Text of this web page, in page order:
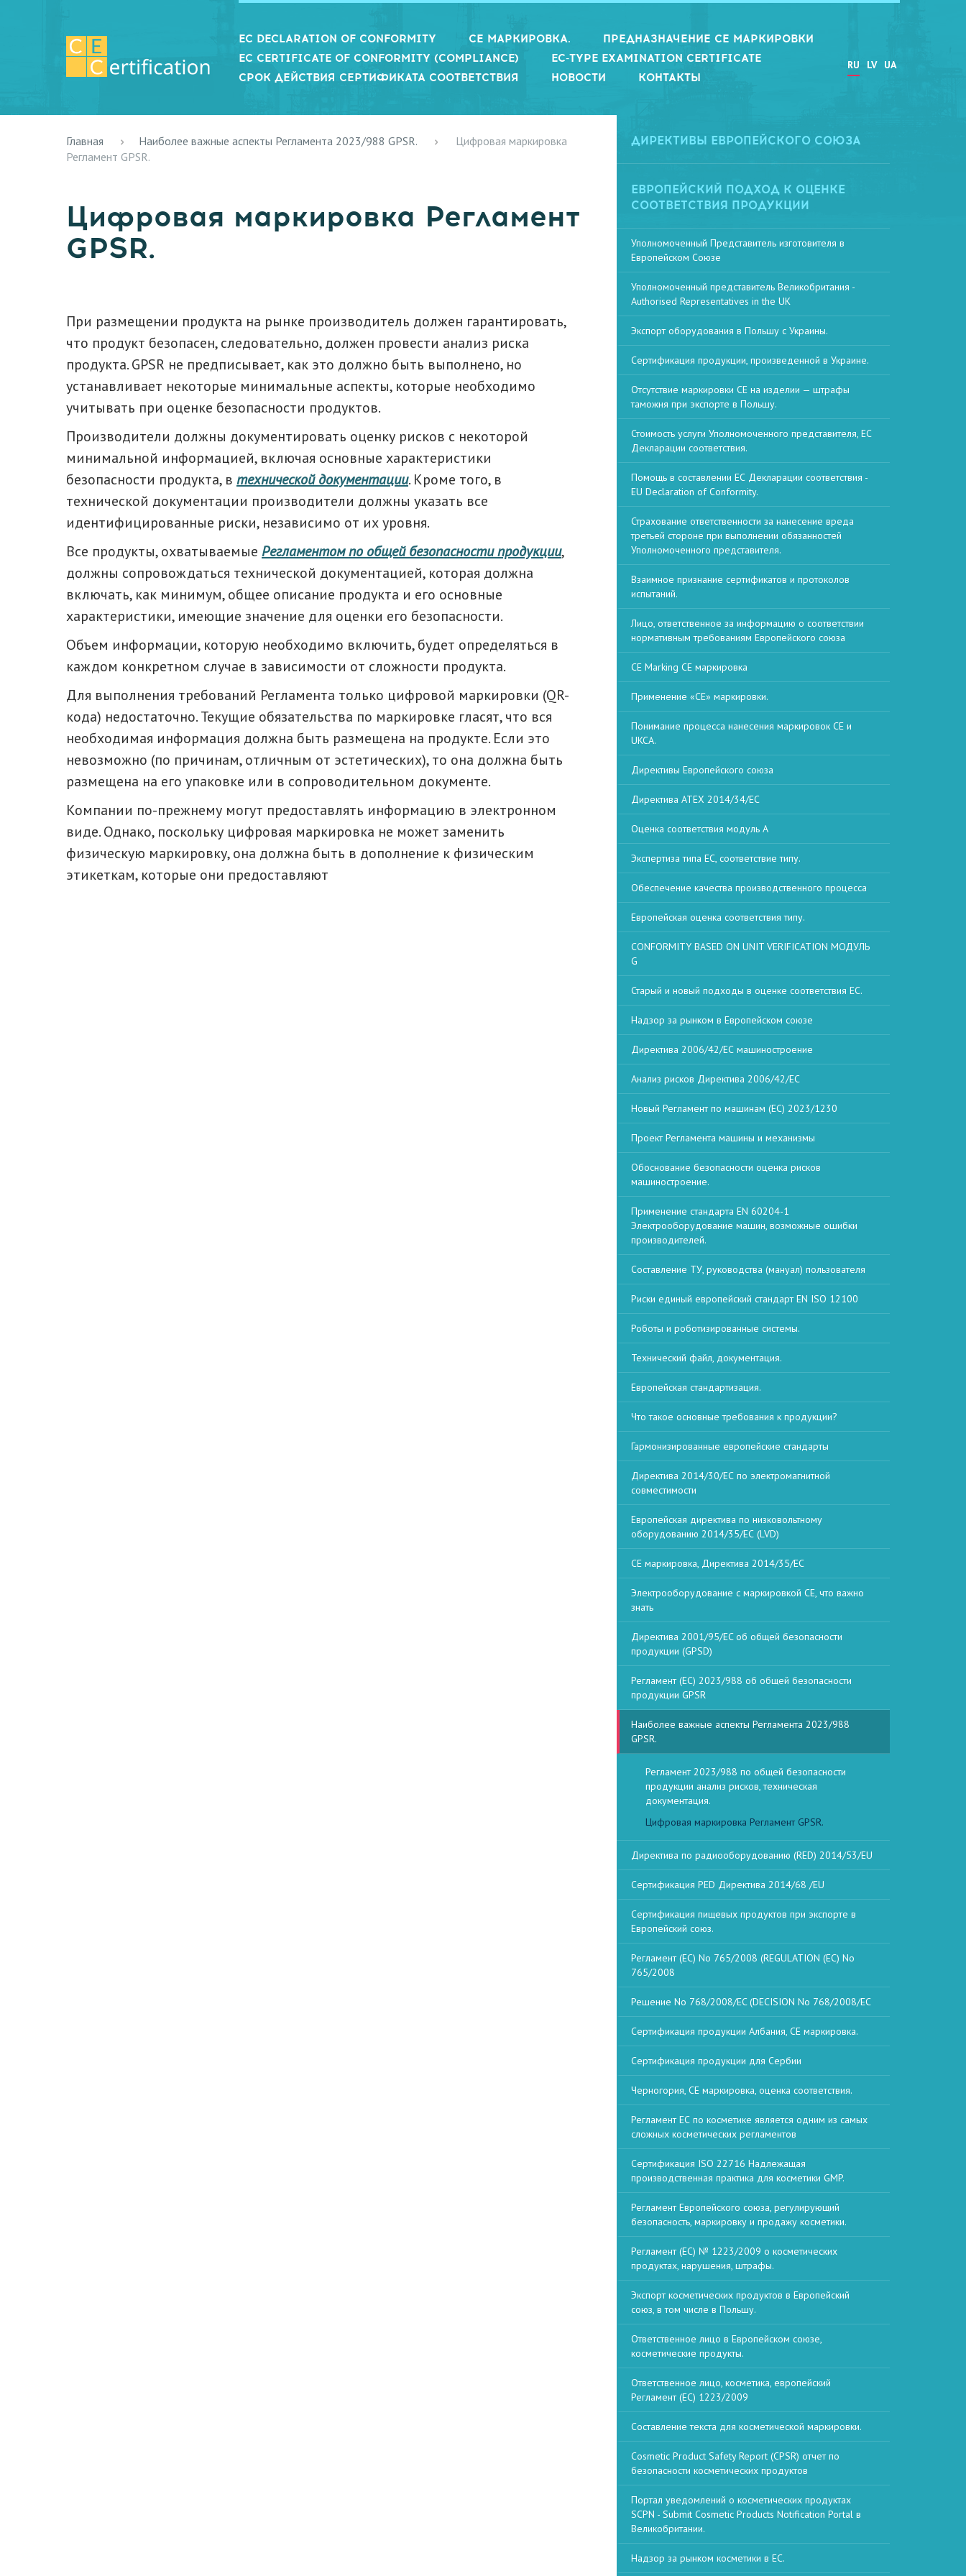
RU LV UA
EC DECLARATION OF CONFORMITY СЕ МАРКИРОВКА.
ПРЕДНАЗНАЧЕНИЕ СЕ МАРКИРОВКИ
EC CERTIFICATE OF CONFORMITY (COMPLIANCE)
EC-TYPE EXAMINATION CERTIFICATE
СРОК ДЕЙСТВИЯ СЕРТИФИКАТА СООТВЕТСТВИЯ
НОВОСТИ КОНТАКТЫ
Главная Наиболее важные аспекты Регламента 2023/988 GPSR.
Цифровая маркировка
Регламент GPSR.
Цифровая маркировка Регламент
GPSR.
При размещении продукта на рынке производитель должен гарантировать,
что продукт безопасен, следовательно, должен провести анализ риска
продукта. GPSR не предписывает, как это должно быть выполнено, но
устанавливает некоторые минимальные аспекты, которые необходимо
учитывать при оценке безопасности продуктов.
Производители должны документировать оценку рисков с некоторой
минимальной информацией, включая основные характеристики
безопасности продукта, в технической документации. Кроме того, в
технической документации производители должны указать все
идентифицированные риски, независимо от их уровня.
Все продукты, охватываемые Регламентом по общей безопасности продукции,
должны сопровождаться технической документацией, которая должна
включать, как минимум, общее описание продукта и его основные
характеристики, имеющие значение для оценки его безопасности.
Объем информации, которую необходимо включить, будет определяться в
каждом конкретном случае в зависимости от сложности продукта.
Для выполнения требований Регламента только цифровой маркировки (QR-
кода) недостаточно. Текущие обязательства по маркировке гласят, что вся
необходимая информация должна быть размещена на продукте. Если это
невозможно (по причинам, отличным от эстетических), то она должна быть
размещена на его упаковке или в сопроводительном документе.
Компании по-прежнему могут предоставлять информацию в электронном
виде. Однако, поскольку цифровая маркировка не может заменить
физическую маркировку, она должна быть в дополнение к физическим
этикеткам, которые они предоставляют
ДИРЕКТИВЫ ЕВРОПЕЙСКОГО СОЮЗА
ЕВРОПЕЙСКИЙ ПОДХОД К ОЦЕНКЕ
СООТВЕТСТВИЯ ПРОДУКЦИИ
Уполномоченный Представитель изготовителя в
Европейском Союзе
Уполномоченный представитель Великобритания -
Authorised Representatives in the UK
Экспорт оборудования в Польшу с Украины.
Сертификация продукции, произведенной в Украине.
Отсутствие маркировки CE на изделии — штрафы
таможня при экспорте в Польшу.
Стоимость услуги Уполномоченного представителя, ЕС
Декларации соответствия.
Помощь в составлении ЕС Декларации соответствия -
EU Declaration of Conformity.
Страхование ответственности за нанесение вреда
третьей стороне при выполнении обязанностей
Уполномоченного представителя.
Взаимное признание сертификатов и протоколов
испытаний.
Лицо, ответственное за информацию о соответствии
нормативным требованиям Европейского союза
CE Marking СЕ маркировка
Применение «CE» маркировки.
Понимание процесса нанесения маркировок CE и
UKCA.
Директивы Европейского союза
Директива ATEX 2014/34/ЕС
Оценка соответствия модуль А
Экспертиза типа ЕС, соответствие типу.
Обеспечение качества производственного процесса
Европейская оценка соответствия типу.
CONFORMITY BASED ON UNIT VERIFICATION МОДУЛЬ
G
Старый и новый подходы в оценке соответствия ЕС.
Надзор за рынком в Европейском союзе
Директива 2006/42/ЕС машиностроение
Анализ рисков Директива 2006/42/ЕС
Новый Регламент по машинам (ЕС) 2023/1230
Проект Регламента машины и механизмы
Обоснование безопасности оценка рисков
машиностроение.
Применение стандарта EN 60204-1
Электрооборудование машин, возможные ошибки
производителей.
Составление ТУ, руководства (мануал) пользователя
Риски единый европейский стандарт EN ISO 12100
Роботы и роботизированные системы.
Технический файл, документация.
Европейская стандартизация.
Что такое основные требования к продукции?
Гармонизированные европейские стандарты
Директива 2014/30/ЕС по электромагнитной
совместимости
Европейская директива по низковольтному
оборудованию 2014/35/ЕС (LVD)
СЕ маркировка, Директива 2014/35/ЕС
Электрооборудование с маркировкой CE, что важно
знать
Директива 2001/95/EC об общей безопасности
продукции (GPSD)
Регламент (ЕС) 2023/988 об общей безопасности
продукции GPSR
Наиболее важные аспекты Регламента 2023/988
GPSR.
Регламент 2023/988 по общей безопасности
продукции анализ рисков, техническая
документация.
Цифровая маркировка Регламент GPSR.
Директива по радиооборудованию (RED) 2014/53/EU
Сертификация PED Директива 2014/68 /EU
Сертификация пищевых продуктов при экспорте в
Европейский союз.
Регламент (ЕС) No 765/2008 (REGULATION (EC) No
765/2008
Решение No 768/2008/EC (DECISION No 768/2008/EC
Сертификация продукции Албания, СЕ маркировка.
Сертификация продукции для Сербии
Черногория, СЕ маркировка, оценка соответствия.
Регламент ЕС по косметике является одним из самых
сложных косметических регламентов
Сертификация ISO 22716 Надлежащая
производственная практика для косметики GMP.
Регламент Европейского союза, регулирующий
безопасность, маркировку и продажу косметики.
Регламент (ЕС) № 1223/2009 о косметических
продуктах, нарушения, штрафы.
Экспорт косметических продуктов в Европейский
союз, в том числе в Польшу.
Ответственное лицо в Европейском союзе,
косметические продукты.
Ответственное лицо, косметика, европейский
Регламент (EC) 1223/2009
Составление текста для косметической маркировки.
Cosmetic Product Safety Report (CPSR) отчет по
безопасности косметических продуктов
Портал уведомлений о косметических продуктах
SCPN - Submit Cosmetic Products Notification Portal в
Великобритании.
Надзор за рынком косметики в ЕС.